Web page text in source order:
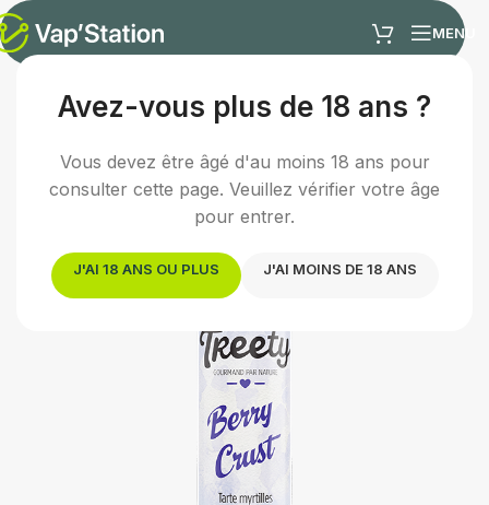
Avez-vous plus de 18 ans ?
Vous devez être âgé d'au moins 18 ans pour
consulter cette page. Veuillez vérifier votre âge
pour entrer.
J'AI 18 ANS OU PLUS J'AI MOINS DE 18 ANS
MENU
Accueil /E-liquides/E-liquide gourmand